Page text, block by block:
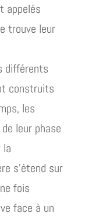
appelés
trouve leur
différents
construits
les
leur phase
la
s’étend sur
fois
face à un